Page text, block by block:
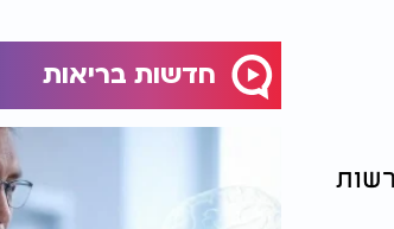
חדשות בריאות